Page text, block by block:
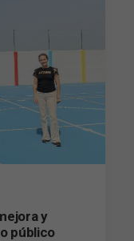
y
público